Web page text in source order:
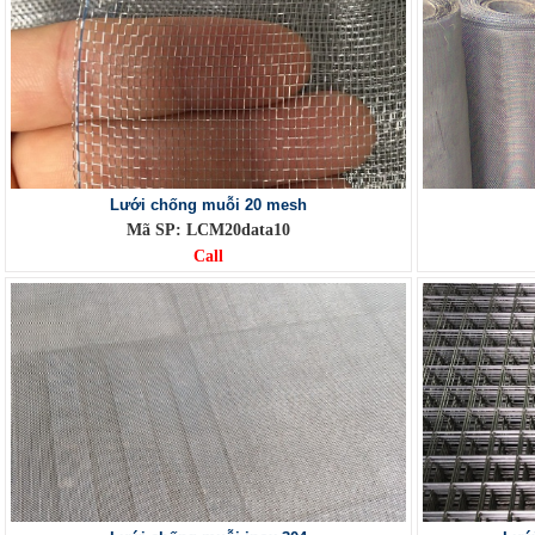
Lưới chống muỗi 20 mesh
Mã SP: LCM20data10
Call